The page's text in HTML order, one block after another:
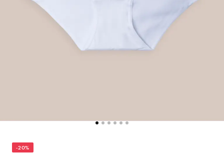
-20%